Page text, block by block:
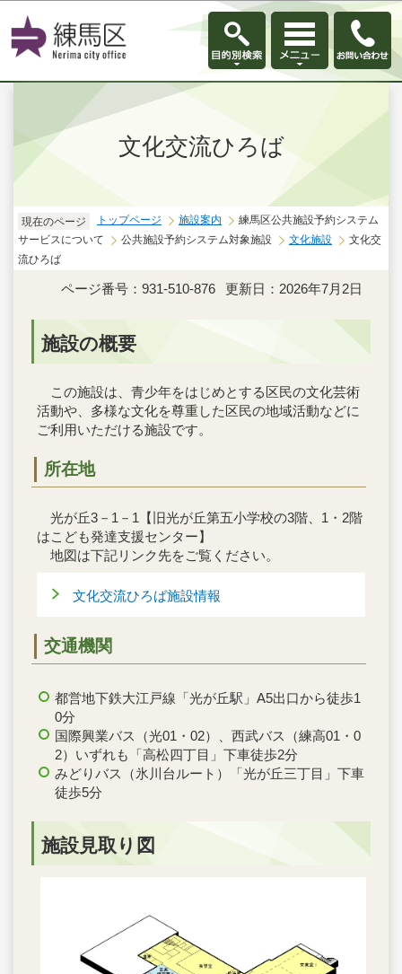
このページの本文へ移動
文化交流ひろば
現在のページ トップページ 施設案内
練馬区公共施設予約システム
サービスについて
公共施設予約システム対象施設 文化施設
文化交
流ひろば
ページ番号：931-510-876 更新日：2026年7月2日
施設の概要
この施設は、青少年をはじめとする区民の文化芸術
活動や、多様な文化を尊重した区民の地域活動などに
ご利用いただける施設です。
所在地
光が丘3－1－1【旧光が丘第五小学校の3階、1・2階
はこども発達支援センター】
地図は下記リンク先をご覧ください。
文化交流ひろば施設情報
交通機関
都営地下鉄大江戸線「光が丘駅」A5出口から徒歩1
0分
国際興業バス（光01・02）、西武バス（練高01・0
2）いずれも「高松四丁目」下車徒歩2分
みどりバス（氷川台ルート）「光が丘三丁目」下車
徒歩5分
施設見取り図